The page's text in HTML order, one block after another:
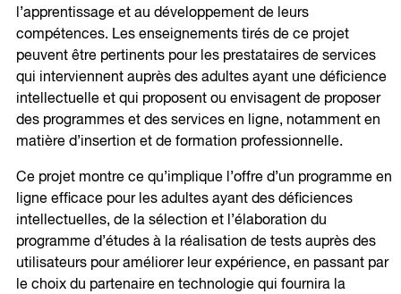
l’apprentissage et au développement de leurs
compétences. Les enseignements tirés de ce projet
peuvent être pertinents pour les prestataires de services
qui interviennent auprès des adultes ayant une déficience
intellectuelle et qui proposent ou envisagent de proposer
des programmes et des services en ligne, notamment en
matière d’insertion et de formation professionnelle.
Ce projet montre ce qu’implique l’offre d’un programme en
ligne efficace pour les adultes ayant des déficiences
intellectuelles, de la sélection et l’élaboration du
programme d’études à la réalisation de tests auprès des
utilisateurs pour améliorer leur expérience, en passant par
le choix du partenaire en technologie qui fournira la